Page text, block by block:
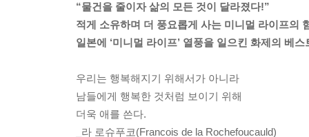
---「물건에 대한 집착이 낳은 불행의 악순환」중
지금 우리가 소유한 물건의 상당 부분은 본래 기
주인이 되고 말았다. 예전에는 고분고분하게 우
하지도 않은 물건을 그렇게 많이 소유하려는 걸까
---「석기와 토기는 필요한 물건이었다」중에서
“물건을 줄이자 삶의 모든 것이 달라졌다!”
적게 소유하며 더 풍요롭게 사는 미니멀 라이프의
일본에 ‘미니멀 라이프’ 열풍을 일으킨 화제의 베스
우리는 행복해지기 위해서가 아니라
남들에게 행복한 것처럼 보이기 위해
더욱 애를 쓴다.
_라 로슈푸코(Francois de la Rochefoucauld)